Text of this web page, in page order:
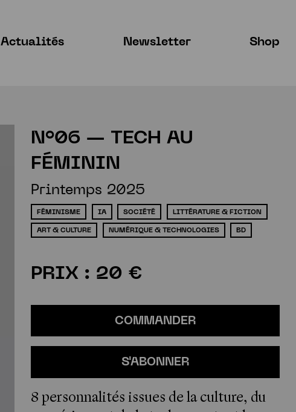
Actualités Newsletter Shop
N°06 — TECH AU
FÉMININ
Printemps 2025
FÉMINISME IA SOCIÉTÉ LITTÉRATURE & FICTION
ART & CULTURE NUMÉRIQUE & TECHNOLOGIES BD
PRIX : 20 €
COMMANDER
S'ABONNER
8 personnalités issues de la culture, du